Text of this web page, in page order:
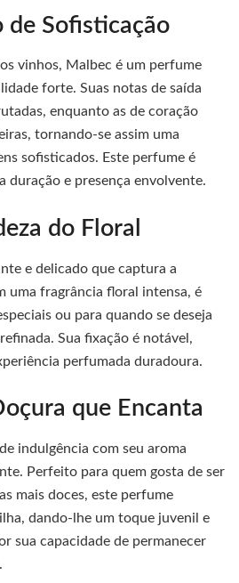
de Sofisticação
vinhos, Malbec é um perfume
forte. Suas notas de saída
enquanto as de coração
tornando-se assim uma
sofisticados. Este perfume é
duração e presença envolvente.
do Floral
e delicado que captura a
uma fragrância floral intensa, é
ou para quando se deseja
Sua fixação é notável,
perfumada duradoura.
que Encanta
indulgência com seu aroma
Perfeito para quem gosta de ser
mais doces, este perfume
dando-lhe um toque juvenil e
sua capacidade de permanecer